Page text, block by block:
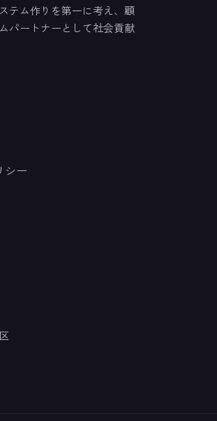
テム作りを第一に考え、顧
パートナーとして社会貢献
シー